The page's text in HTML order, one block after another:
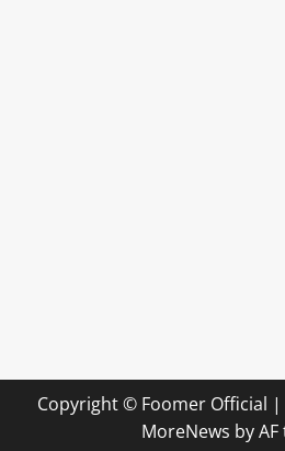
Copyright © Foomer Official
MoreNews by